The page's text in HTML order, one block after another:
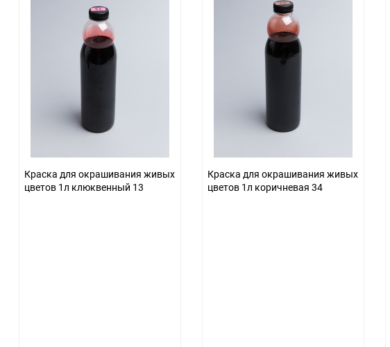
Краска для окрашивания живых
цветов 1л клюквенный 13
Краска для окрашивания живых
цветов 1л коричневая 34